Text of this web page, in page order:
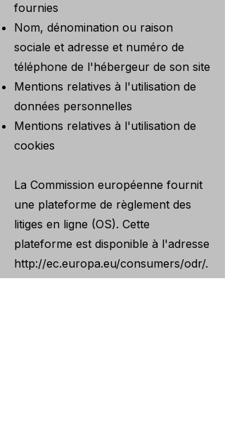
fournies
Nom, dénomination ou raison
sociale et adresse et numéro de
téléphone de l'hébergeur de son site
Mentions relatives à l'utilisation de
données personnelles
Mentions relatives à l'utilisation de
cookies
La Commission européenne fournit
une plateforme de règlement des
litiges en ligne (OS). Cette
plateforme est disponible à l'adresse
http://ec.europa.eu/consumers/odr/.